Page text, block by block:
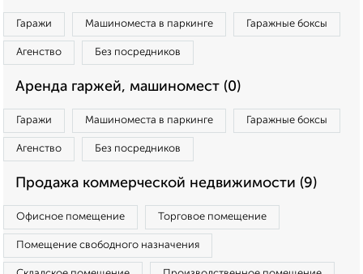
Гаражи Машиноместа в паркинге Гаражные боксы
Агенство Без посредников
Аренда гаржей, машиномест (0)
Гаражи Машиноместа в паркинге Гаражные боксы
Агенство Без посредников
Продажа коммерческой недвижимости (9)
Офисное помещение Торговое помещение
Помещение свободного назначения